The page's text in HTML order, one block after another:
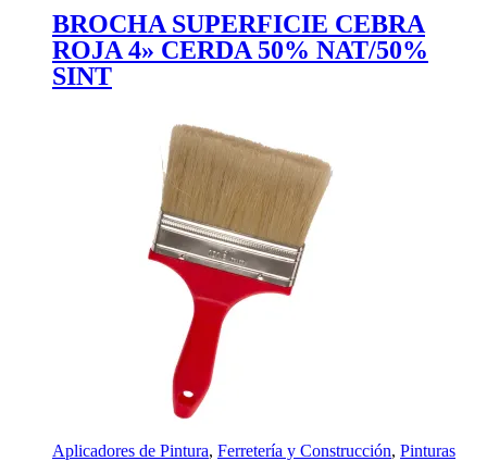
BROCHA SUPERFICIE CEBRA
ROJA 4» CERDA 50% NAT/50%
SINT
Aplicadores de Pintura, Ferretería y Construcción, Pinturas